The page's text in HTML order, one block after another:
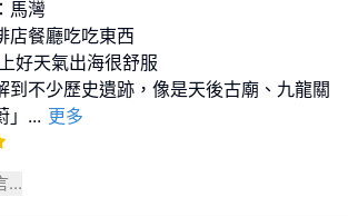
馬灣
店餐廳吃吃東西
好天氣出海很舒服
到不少歷史遺跡，像是天後古廟、九龍關
... 更多
...